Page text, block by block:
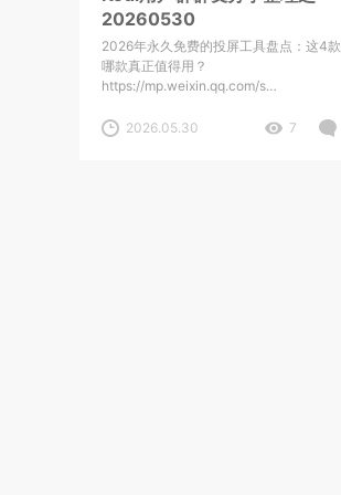
20260530
2026年永久免费的投屏工具盘点：这4款
哪款真正值得用？
https://mp.weixin.qq.com/s…
2026.05.30 7